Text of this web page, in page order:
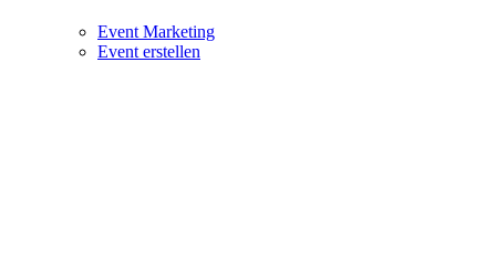
Event Marketing
Event erstellen